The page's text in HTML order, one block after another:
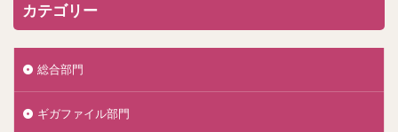
カテゴリー
総合部門
ギガファイル部門